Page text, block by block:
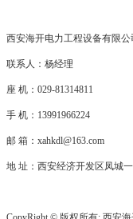
西安海开电力工程设备有限公
联系人：杨经理
座 机：029-81314811
手 机：13991966224
邮 箱：xahkdl@163.com
地 址：西安经济开发区凤城